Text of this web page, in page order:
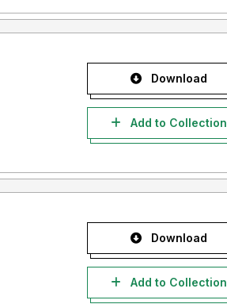
Download
Add to Collection
Download
Add to Collection